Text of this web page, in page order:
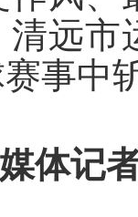
远市
事中
体记